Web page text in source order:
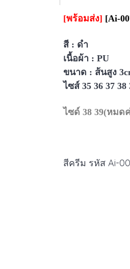
[พร้อมส่ง] [Ai-
สี : ดำ
เนื้อผ้า : PU
ขนาด : ส้นสูง
ไซส์ 35 36 37 38
ไซด์ 38 39(หมด
สีครีม รหัส Ai-